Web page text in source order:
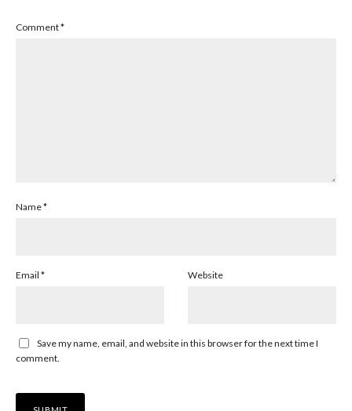
Comment*
Name*
Email * Website
Save my name, email, and website in this browser for the next time I
comment.